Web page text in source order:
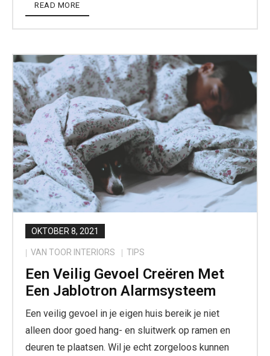
READ MORE
OKTOBER 8, 2021
VAN TOOR INTERIORS TIPS
Een Veilig Gevoel Creëren Met
Een Jablotron Alarmsysteem
Een veilig gevoel in je eigen huis bereik je niet
alleen door goed hang- en sluitwerk op ramen en
deuren te plaatsen. Wil je echt zorgeloos kunnen